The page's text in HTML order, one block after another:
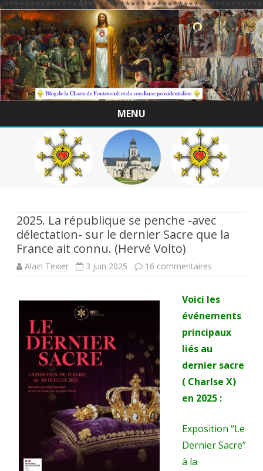
/
MENU
Skip
to
content
2025. La république se penche -avec
délectation- sur le dernier Sacre que la
France ait connu. (Hervé Volto)
Alain Texier 3 juin 2025 16 commentaires
La
se
penche
-
délectation-
sur
Voici les
événements
principaux
liés au
dernier sacre
( Charlse X)
en 2025 :
Exposition “Le
Dernier Sacre”
à la